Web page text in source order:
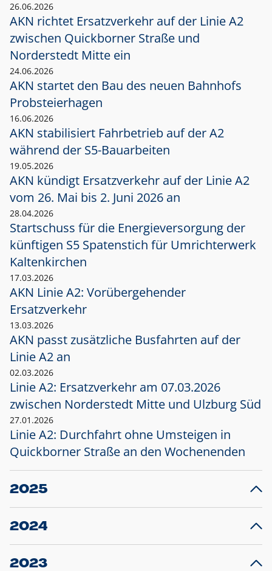
26.06.2026
AKN richtet Ersatzverkehr auf der Linie A2
zwischen Quickborner Straße und
Norderstedt Mitte ein
24.06.2026
AKN startet den Bau des neuen Bahnhofs
Probsteierhagen
16.06.2026
AKN stabilisiert Fahrbetrieb auf der A2
während der S5-Bauarbeiten
19.05.2026
AKN kündigt Ersatzverkehr auf der Linie A2
vom 26. Mai bis 2. Juni 2026 an
28.04.2026
Startschuss für die Energieversorgung der
künftigen S5 Spatenstich für Umrichterwerk
Kaltenkirchen
17.03.2026
AKN Linie A2: Vorübergehender
Ersatzverkehr
13.03.2026
AKN passt zusätzliche Busfahrten auf der
Linie A2 an
02.03.2026
Linie A2: Ersatzverkehr am 07.03.2026
zwischen Norderstedt Mitte und Ulzburg Süd
27.01.2026
Linie A2: Durchfahrt ohne Umsteigen in
Quickborner Straße an den Wochenenden
2025
23.12.2025
Projekt S5: Start der Bauarbeiten am
2024
10.12.2024
Großprojekt S5: Sperrung der Bahnstraße in
2023